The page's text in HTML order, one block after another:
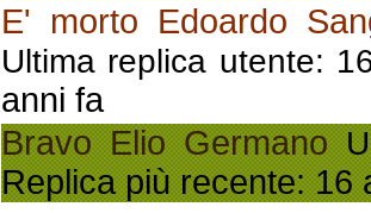
E' morto Edoardo
Ultima replica utente:
anni fa
Bravo Elio Germano
Replica più recente: 16